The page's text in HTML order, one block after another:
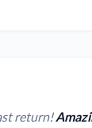
return!